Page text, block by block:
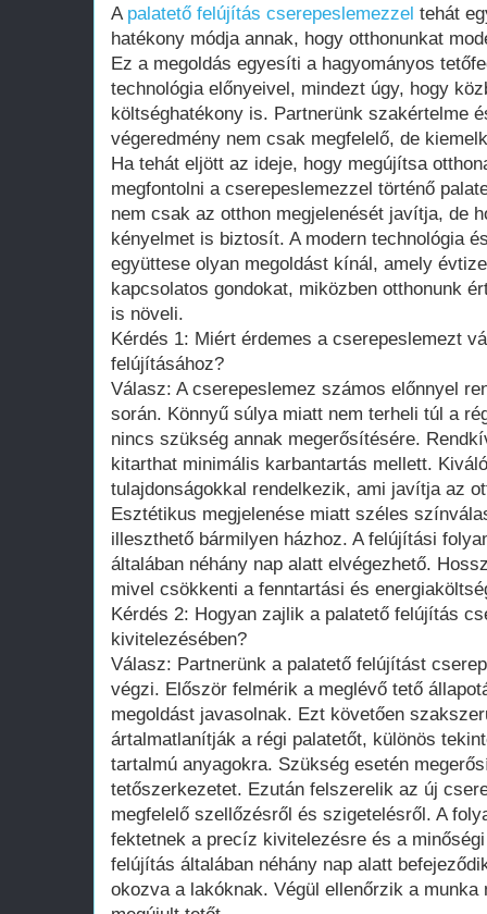
A palatető felújítás cserepeslemezzel tehát
hatékony módja annak, hogy otthonunkat
Ez a megoldás egyesíti a hagyományos
technológia előnyeivel, mindezt úgy, hogy
költséghatékony is. Partnerünk szakértelme
végeredmény nem csak megfelelő, de
Ha tehát eljött az ideje, hogy megújítsa
megfontolni a cserepeslemezzel történő
nem csak az otthon megjelenését javítja, de
kényelmet is biztosít. A modern technológia
együttese olyan megoldást kínál, amely
kapcsolatos gondokat, miközben otthonunk
is növeli.
Kérdés 1: Miért érdemes a cserepeslemezt
felújításához?
Válasz: A cserepeslemez számos előnnyel
során. Könnyű súlya miatt nem terheli túl a
nincs szükség annak megerősítésére.
kitarthat minimális karbantartás mellett.
tulajdonságokkal rendelkezik, ami javítja az
Esztétikus megjelenése miatt széles
illeszthető bármilyen házhoz. A felújítási
általában néhány nap alatt elvégezhető.
mivel csökkenti a fenntartási és
Kérdés 2: Hogyan zajlik a palatető felújítás
kivitelezésében?
Válasz: Partnerünk a palatető felújítást
végzi. Először felmérik a meglévő tető
megoldást javasolnak. Ezt követően
ártalmatlanítják a régi palatetőt, különös
tartalmú anyagokra. Szükség esetén
tetőszerkezetet. Ezután felszerelik az új
megfelelő szellőzésről és szigetelésről. A
fektetnek a precíz kivitelezésre és a
felújítás általában néhány nap alatt
okozva a lakóknak. Végül ellenőrzik a